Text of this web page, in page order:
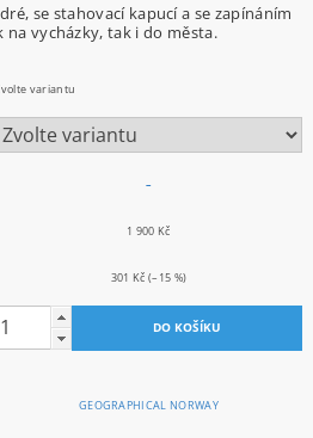
se stahovací kapucí a se zapínáním
na vycházky, tak i do města.
variantu
–
1 900 Kč
301 Kč (–15 %)
GEOGRAPHICAL NORWAY